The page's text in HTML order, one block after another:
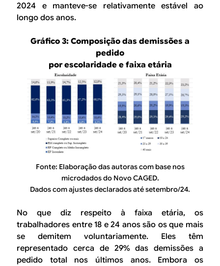
2024 e manteve-se relativamente estável ao
longo dos anos.
Gráfico 3: Composição das demissões a
pedido
por escolaridade e faixa etária
Fonte: Elaboração das autoras com base nos
microdados do Novo CAGED.
Dados com ajustes declarados até setembro/24.
No que diz respeito à faixa etária, os
trabalhadores entre 18 e 24 anos são os que mais
se demitem voluntariamente. Eles têm
representado cerca de 29% das demissões a
pedido total nos últimos anos. Embora os